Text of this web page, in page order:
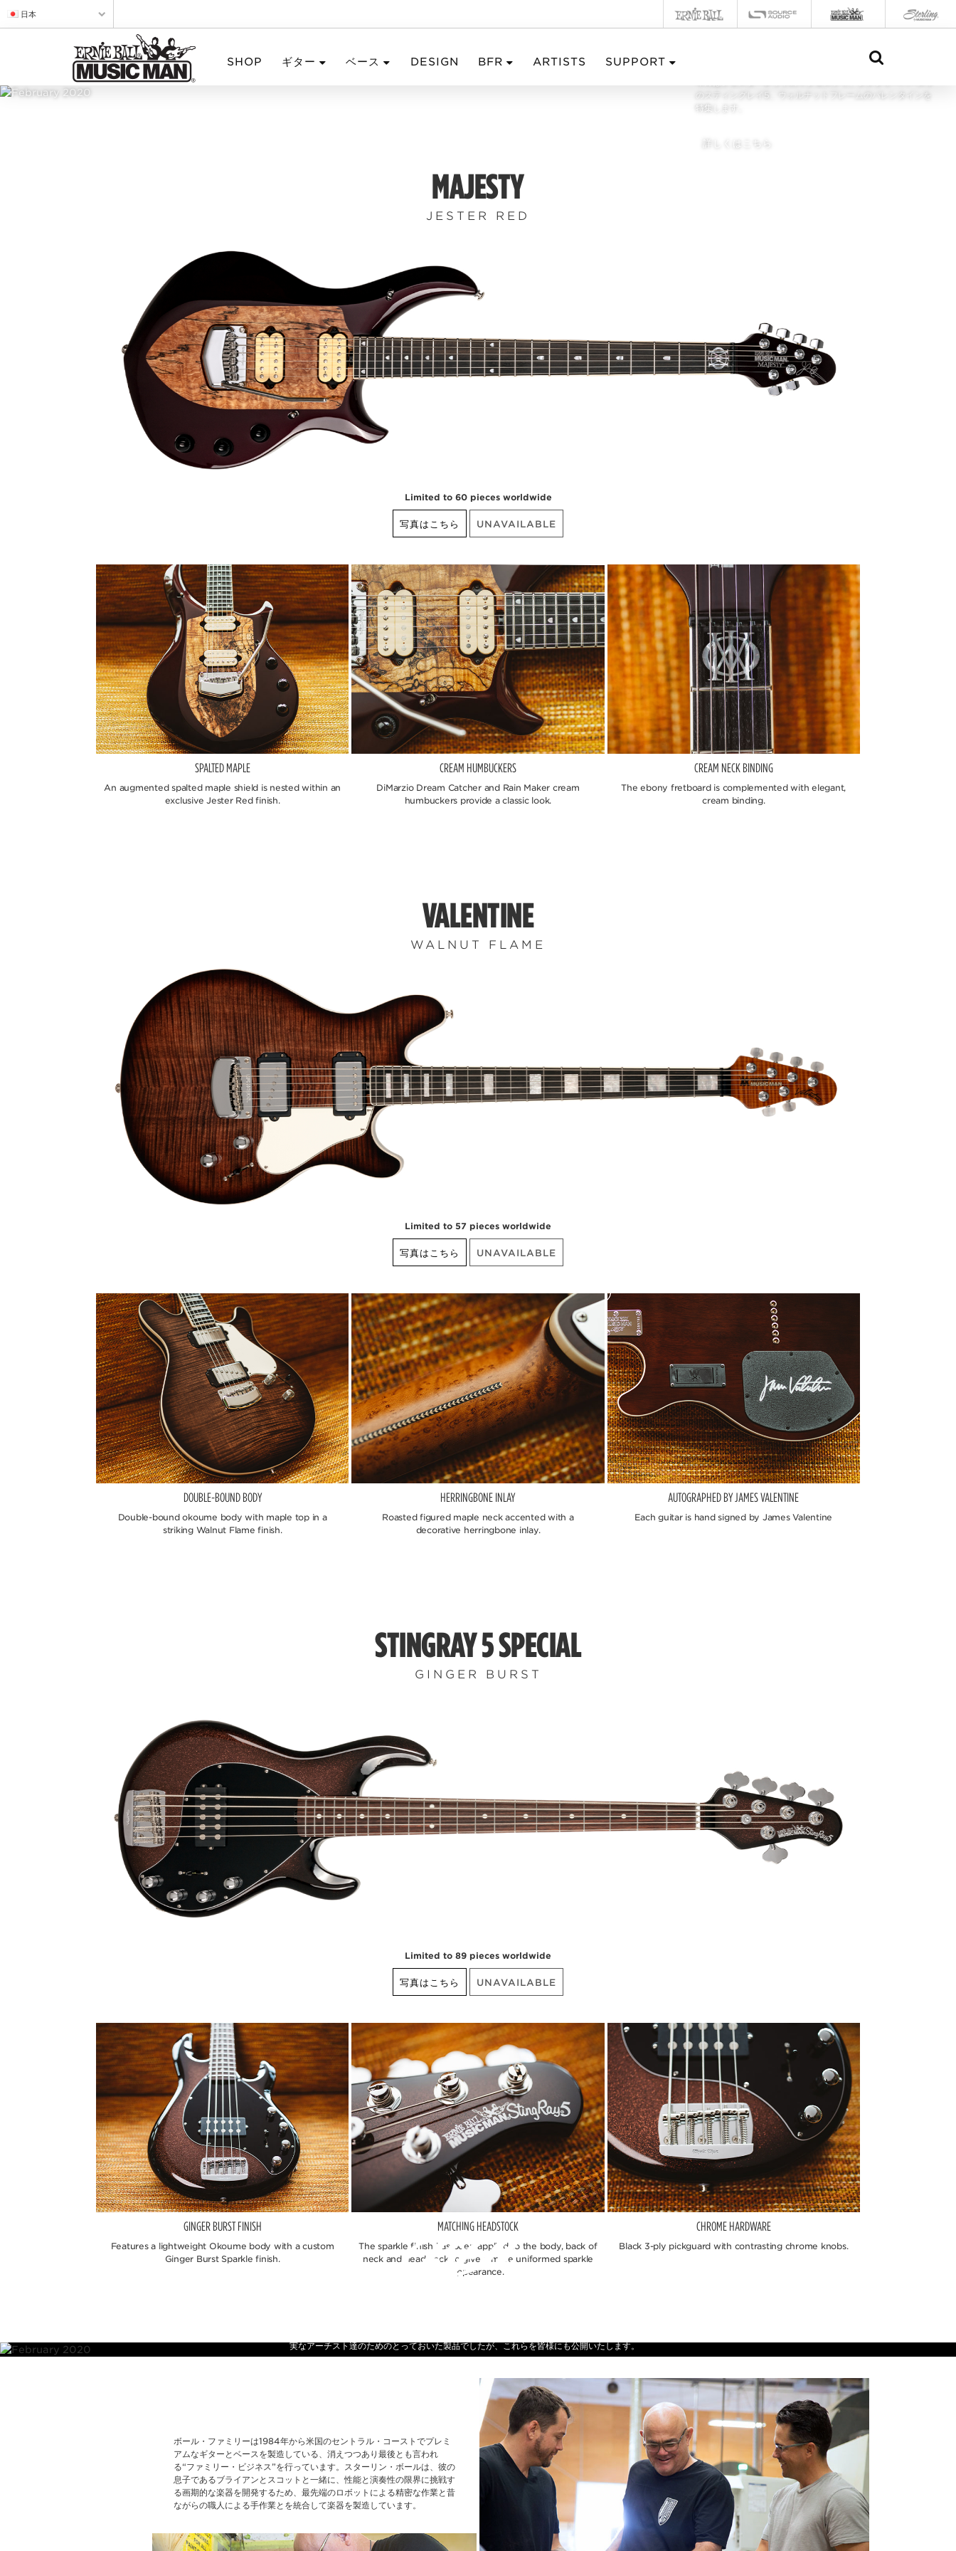
日本
SHOP ギター ベース DESIGN BFR ARTISTS SUPPORT
のスティングレイ5、ウォルナットフレームのバレンタインを
特集します。
詳しくはこちら
MAJESTY
JESTER RED
Limited to 60 pieces worldwide
写真はこちら UNAVAILABLE
SPALTED MAPLE
An augmented spalted maple shield is nested within an
exclusive Jester Red finish.
CREAM HUMBUCKERS
DiMarzio Dream Catcher and Rain Maker cream
humbuckers provide a classic look.
CREAM NECK BINDING
The ebony fretboard is complemented with elegant,
cream binding.
VALENTINE
WALNUT FLAME
Limited to 57 pieces worldwide
写真はこちら UNAVAILABLE
DOUBLE-BOUND BODY
Double-bound okoume body with maple top in a
striking Walnut Flame finish.
HERRINGBONE INLAY
Roasted figured maple neck accented with a
decorative herringbone inlay.
AUTOGRAPHED BY JAMES VALENTINE
Each guitar is hand signed by James Valentine
STINGRAY 5 SPECIAL
GINGER BURST
Limited to 89 pieces worldwide
写真はこちら UNAVAILABLE
GINGER BURST FINISH
Features a lightweight Okoume body with a custom
Ginger Burst Sparkle finish.
MATCHING HEADSTOCK
The sparkle finish has been applied to the body, back of
neck and headstock to give a more uniformed sparkle
appearance.
CHROME HARDWARE
Black 3-ply pickguard with contrasting chrome knobs.
実なアーチスト達のためのとっておいた製品でしたが、これらを皆様にも公開いたします。
ボール・ファミリーは1984年から米国のセントラル・コーストでプレミ
アムなギターとベースを製造している、消えつつあり最後とも言われ
る“ファミリー・ビジネス”を行っています。スターリン・ボールは、彼の
息子であるブライアンとスコットと一緒に、性能と演奏性の限界に挑戦す
る画期的な楽器を開発するため、最先端のロボットによる精密な作業と昔
ながらの職人による手作業とを統合して楽器を製造しています。